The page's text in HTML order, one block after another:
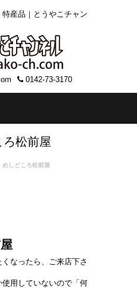
産品｜とうやこチャン
0142-73-3170
ろ松前屋
めしどころ松前屋
なったら、ご来店下さ
用していないので「何